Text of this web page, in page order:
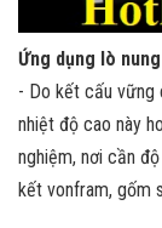
Ứng dụng lò
- Do kết cấu vững
nhiệt độ cao này
nghiệm, nơi cần
kết vonfram, gốm